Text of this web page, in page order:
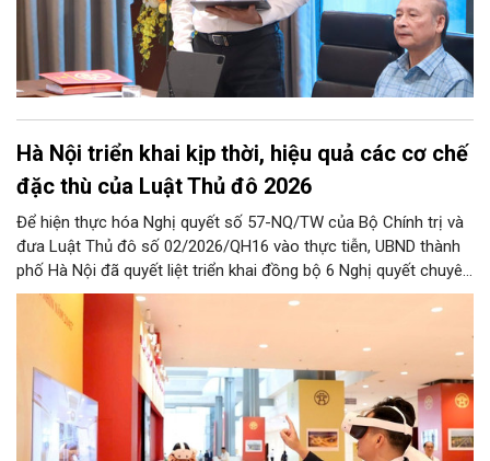
Hà Nội triển khai kịp thời, hiệu quả các cơ chế
đặc thù của Luật Thủ đô 2026
Để hiện thực hóa Nghị quyết số 57-NQ/TW của Bộ Chính trị và
đưa Luật Thủ đô số 02/2026/QH16 vào thực tiễn, UBND thành
phố Hà Nội đã quyết liệt triển khai đồng bộ 6 Nghị quyết chuyên
đề của HĐND Thành phố. Đợt triển khai này đề ra khung chính
sách cùng hệ thống giải pháp toàn diện nhằm cụ thể hóa các
cơ chế đặc thù, tạo động lực bứt phá cho phát triển khoa học,
công nghệ, đổi mới sáng tạo và chuyển đổi số trên địa bàn Thủ
đô.